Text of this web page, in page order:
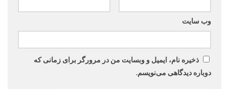
وب‌ سایت
ذخیره نام، ایمیل و وبسایت من در مرورگر برای زمانی که
دوباره دیدگاهی می‌نویسم.